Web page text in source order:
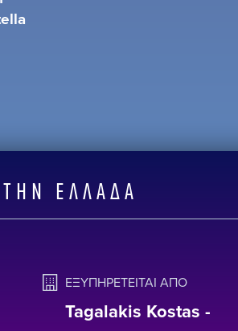
ΕΛΛΆΔΑ
ΕΞΥΠΗΡΕΤΕΊΤΑΙ ΑΠΌ
Tagalakis Kostas -